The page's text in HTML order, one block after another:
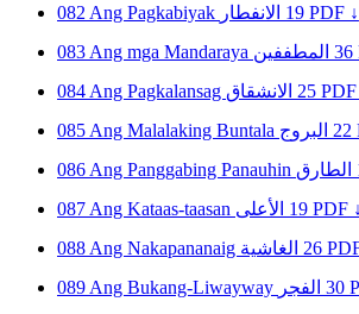
082 Ang Pagkabiyak الانفطار 19 PDF ↓
083 Ang mga Mandaraya المطففين 36
084 Ang Pagkalansag الانشقاق 25 PDF
085 Ang Malalaking Buntala البروج 22
086 Ang Panggabing Panauhin الطارق
087 Ang Kataas-taasan الأعلى 19 PDF ↓
088 Ang Nakapananaig الغاشية 26
089 Ang Bukang-Liwayway الفجر 30